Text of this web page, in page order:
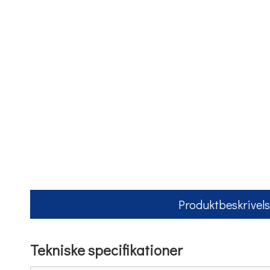
Tekniske specifikationer